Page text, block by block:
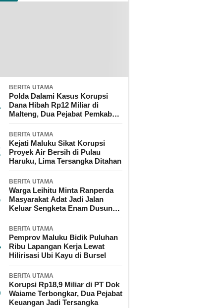
BERITA UTAMA
Polda Dalami Kasus Korupsi
Dana Hibah Rp12 Miliar di
Malteng, Dua Pejabat Pemkab
Diperiksa
BERITA UTAMA
Kejati Maluku Sikat Korupsi
Proyek Air Bersih di Pulau
Haruku, Lima Tersangka Ditahan
BERITA UTAMA
Warga Leihitu Minta Ranperda
Masyarakat Adat Jadi Jalan
Keluar Sengketa Enam Dusun
Tanjung Sial
BERITA UTAMA
Pemprov Maluku Bidik Puluhan
Ribu Lapangan Kerja Lewat
Hilirisasi Ubi Kayu di Bursel
BERITA UTAMA
Korupsi Rp18,9 Miliar di PT Dok
Waiame Terbongkar, Dua Pejabat
Keuangan Jadi Tersangka